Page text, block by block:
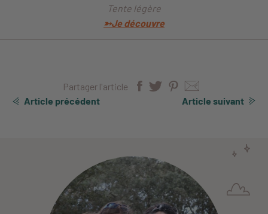
Tente légère
➳Je découvre
Partager l'article
Article précédent
Article suivant